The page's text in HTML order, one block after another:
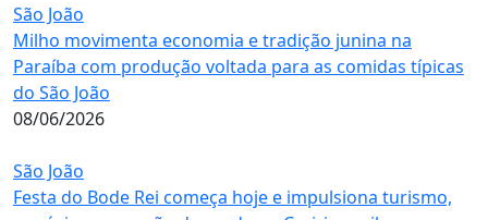
São João
Milho movimenta economia e tradição junina na
Paraíba com produção voltada para as comidas típicas
do São João
08/06/2026
São João
Festa do Bode Rei começa hoje e impulsiona turismo,